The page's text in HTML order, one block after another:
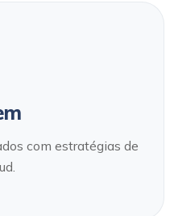
com estratégias de